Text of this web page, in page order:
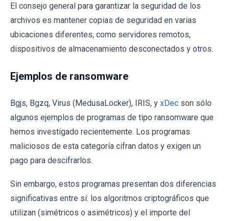
El consejo general para garantizar la seguridad de los
archivos es mantener copias de seguridad en varias
ubicaciones diferentes, como servidores remotos,
dispositivos de almacenamiento desconectados y otros.
Ejemplos de ransomware
Bgjs, Bgzq, Virus (MedusaLocker), IRIS, y xDec son sólo
algunos ejemplos de programas de tipo ransomware que
hemos investigado recientemente. Los programas
maliciosos de esta categoría cifran datos y exigen un
pago para descifrarlos.
Sin embargo, estos programas presentan dos diferencias
significativas entre sí: los algoritmos criptográficos que
utilizan (simétricos o asimétricos) y el importe del